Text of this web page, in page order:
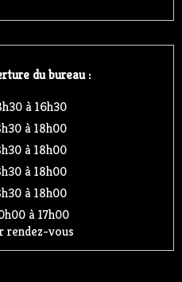
du bureau :
à 16h30
à 18h00
à 18h00
à 18h00
à 18h00
à 17h00
rendez-vous